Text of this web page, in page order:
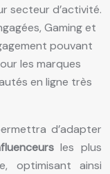
secteur d’activité.
Gaming et
pouvant
les marques
en ligne très
d’adapter
les plus
optimisant ainsi